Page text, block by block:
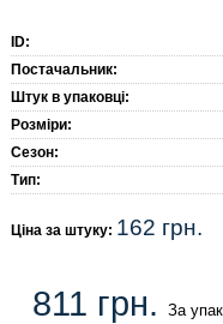
ID:
Постачальник:
Штук в упаковці:
Розміри:
Сезон:
Тип:
Ціна за штуку: 162 грн.
811 грн. За